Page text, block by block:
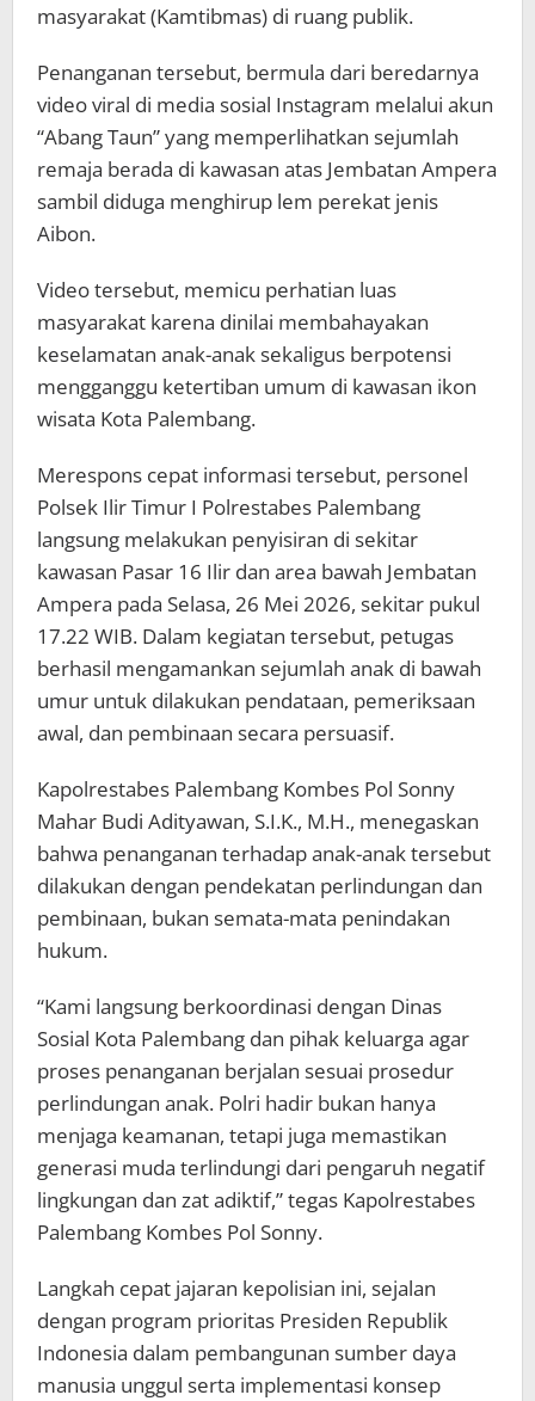
masyarakat (Kamtibmas) di ruang publik.
Penanganan tersebut, bermula dari beredarnya
video viral di media sosial Instagram melalui akun
“Abang Taun” yang memperlihatkan sejumlah
remaja berada di kawasan atas Jembatan Ampera
sambil diduga menghirup lem perekat jenis
Aibon.
Video tersebut, memicu perhatian luas
masyarakat karena dinilai membahayakan
keselamatan anak-anak sekaligus berpotensi
mengganggu ketertiban umum di kawasan ikon
wisata Kota Palembang.
Merespons cepat informasi tersebut, personel
Polsek Ilir Timur I Polrestabes Palembang
langsung melakukan penyisiran di sekitar
kawasan Pasar 16 Ilir dan area bawah Jembatan
Ampera pada Selasa, 26 Mei 2026, sekitar pukul
17.22 WIB. Dalam kegiatan tersebut, petugas
berhasil mengamankan sejumlah anak di bawah
umur untuk dilakukan pendataan, pemeriksaan
awal, dan pembinaan secara persuasif.
Kapolrestabes Palembang Kombes Pol Sonny
Mahar Budi Adityawan, S.I.K., M.H., menegaskan
bahwa penanganan terhadap anak-anak tersebut
dilakukan dengan pendekatan perlindungan dan
pembinaan, bukan semata-mata penindakan
hukum.
“Kami langsung berkoordinasi dengan Dinas
Sosial Kota Palembang dan pihak keluarga agar
proses penanganan berjalan sesuai prosedur
perlindungan anak. Polri hadir bukan hanya
menjaga keamanan, tetapi juga memastikan
generasi muda terlindungi dari pengaruh negatif
lingkungan dan zat adiktif,” tegas Kapolrestabes
Palembang Kombes Pol Sonny.
Langkah cepat jajaran kepolisian ini, sejalan
dengan program prioritas Presiden Republik
Indonesia dalam pembangunan sumber daya
manusia unggul serta implementasi konsep